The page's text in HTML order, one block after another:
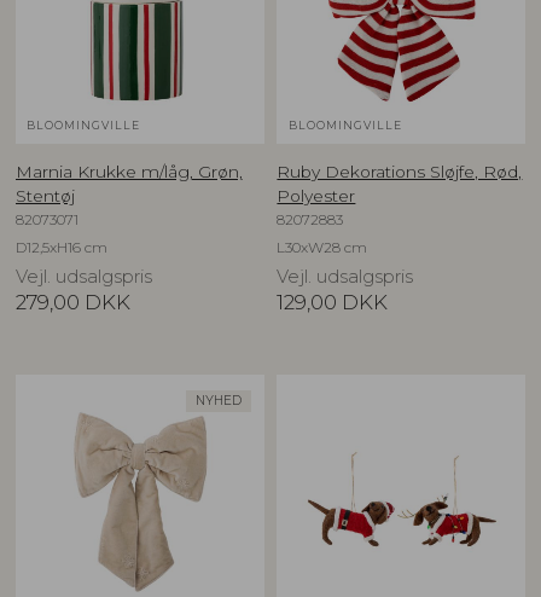
BLOOMINGVILLE
Marnia Krukke m/låg, Grøn,
Stentøj
82073071
D12,5xH16 cm
Vejl. udsalgspris
279,00 DKK
BLOOMINGVILLE
Ruby Dekorations Sløjfe, Rød,
Polyester
82072883
L30xW28 cm
Vejl. udsalgspris
129,00 DKK
NYHED